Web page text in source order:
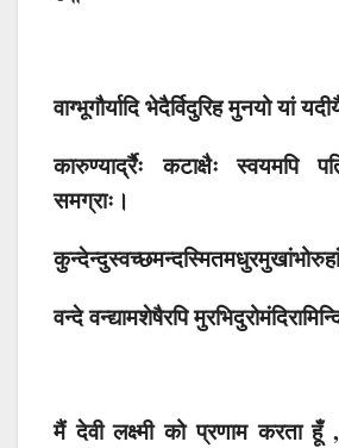
वाग्भूगौर्यादि भेदैर्विदुरिह मुनयो यां
कारुण्यार्द्रैः कटाक्षैः स्वयमपि
समग्राः।
वन्दे वन्द्यामशेषैरपि
मैं देवी लक्ष्मी को प्रणाम करता